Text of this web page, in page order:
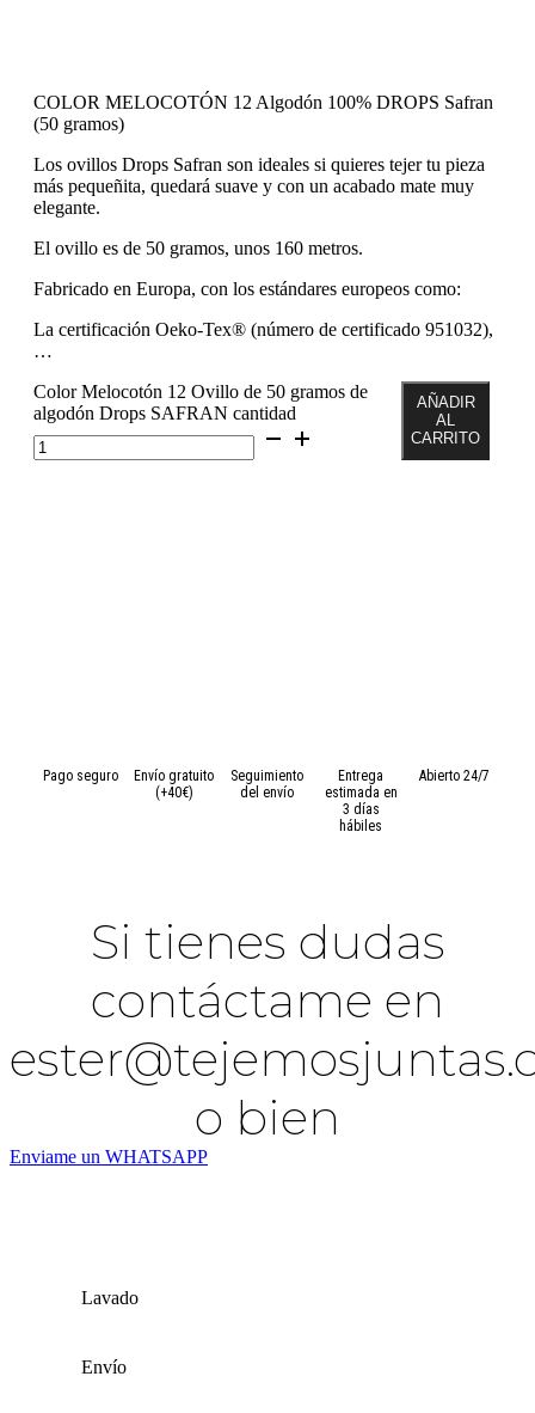
COLOR MELOCOTÓN 12 Algodón 100% DROPS Safran
(50 gramos)
Los ovillos Drops Safran son ideales si quieres tejer tu pieza
más pequeñita, quedará suave y con un acabado mate muy
elegante.
El ovillo es de 50 gramos, unos 160 metros.
Fabricado en Europa, con los estándares europeos como:
La certificación Oeko-Tex® (número de certificado 951032),
…
Color Melocotón 12 Ovillo de 50 gramos de
algodón Drops SAFRAN cantidad
AÑADIR
AL
CARRITO
Pago seguro
Envío gratuito
(+40€)
Seguimiento
del envío
Entrega
estimada en
3 días
hábiles
Abierto 24/7
Si tienes dudas
contáctame en
o bien
Enviame un WHATSAPP
Lavado
Envío